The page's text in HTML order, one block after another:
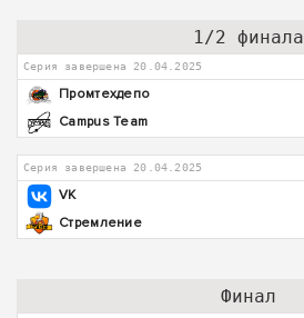
1/2 финала
Серия завершена 20.04.2025
Промтехдепо
Campus Team
Серия завершена 20.04.2025
VK
Стремление
Финал